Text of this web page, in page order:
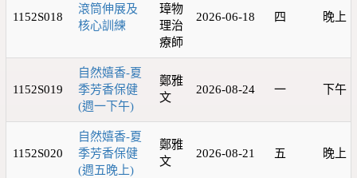
1152S018
滾筒伸展及
核心訓練
璋物
理治
療師
2026-06-18 四 晚上
1152S019
自然嬉香-夏
季芳香保健
(週一下午)
鄭雅
文
2026-08-24 一 下午
1152S020
自然嬉香-夏
季芳香保健
(週五晚上)
鄭雅
文
2026-08-21 五 晚上